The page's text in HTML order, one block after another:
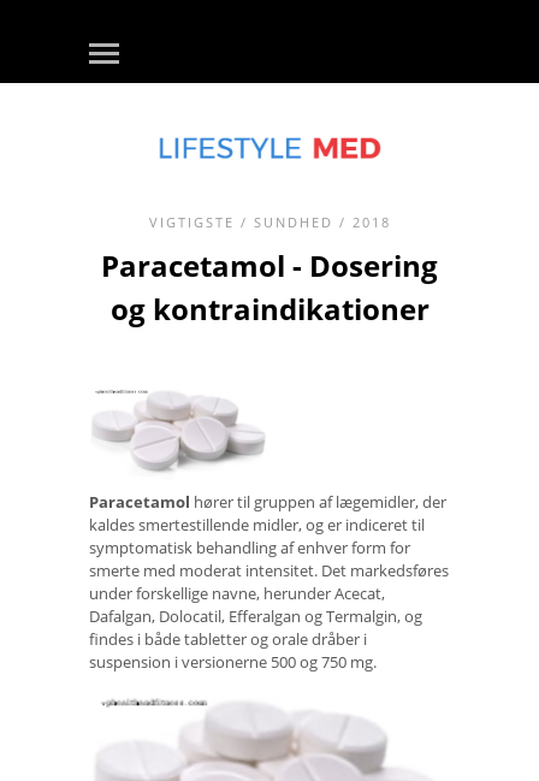
VIGTIGSTE / SUNDHED / 2018
Paracetamol - Dosering
og kontraindikationer
Paracetamol hører til gruppen af ​​lægemidler, der
kaldes smertestillende midler, og er indiceret til
symptomatisk behandling af enhver form for
smerte med moderat intensitet. Det markedsføres
under forskellige navne, herunder Acecat,
Dafalgan, Dolocatil, Efferalgan og Termalgin, og
findes i både tabletter og orale dråber i
suspension i versionerne 500 og 750 mg.